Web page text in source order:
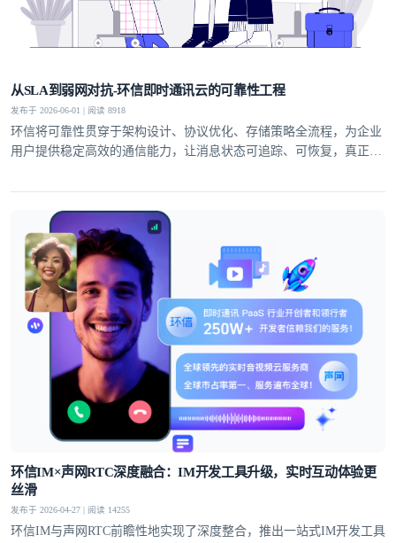
从SLA到弱网对抗-环信即时通讯云的可靠性工程
发布于 2026-06-01 | 阅读 8918
环信将可靠性贯穿于架构设计、协议优化、存储策略全流程，为企业
用户提供稳定高效的通信能力，让消息状态可追踪、可恢复，真正实
环信IM×声网RTC深度融合：IM开发工具升级，实时互动体验更
丝滑
发布于 2026-04-27 | 阅读 14255
环信IM与声网RTC前瞻性地实现了深度整合，推出一站式IM开发工具
我已阅读并同意 通讯云服务条款和 通讯云隐私政策
提交
不了，谢谢
登录客服云